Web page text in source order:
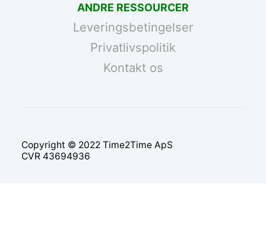
ANDRE RESSOURCER
Leveringsbetingelser
Privatlivspolitik
Kontakt os
Copyright © 2022 Time2Time ApS
CVR 43694936